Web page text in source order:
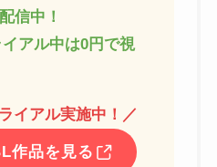
信中！
アル中は0円で視
イアル実施中！ ／
作品を見る